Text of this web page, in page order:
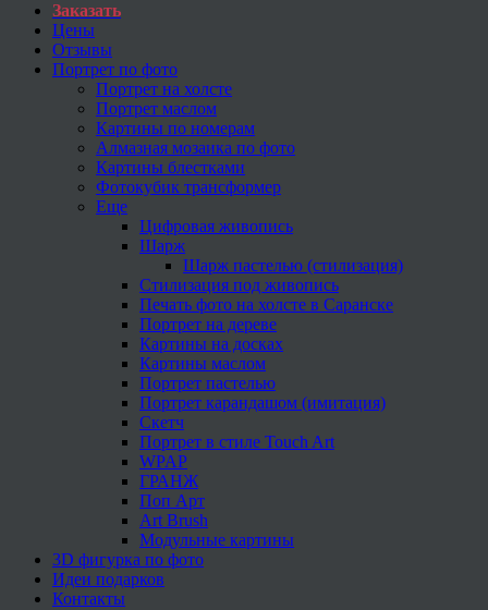
Заказать
Цены
Отзывы
Портрет по фото
Портрет на холсте
Портрет маслом
Картины по номерам
Алмазная мозаика по фото
Картины блестками
Фотокубик трансформер
Еще
Цифровая живопись
Шарж
Шарж пастелью (стилизация)
Стилизация под живопись
Печать фото на холсте в Саранске
Портрет на дереве
Картины на досках
Картины маслом
Портрет пастелью
Портрет карандашом (имитация)
Скетч
Портрет в стиле Touch Art
WPAP
ГРАНЖ
Поп Арт
Art Brush
Модульные картины
3D фигурка по фото
Идеи подарков
Контакты